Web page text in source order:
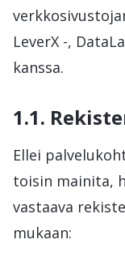
LeverX -,
kanssa.
1.1.
Ellei
toisin mainita,
vastaava
mukaan: